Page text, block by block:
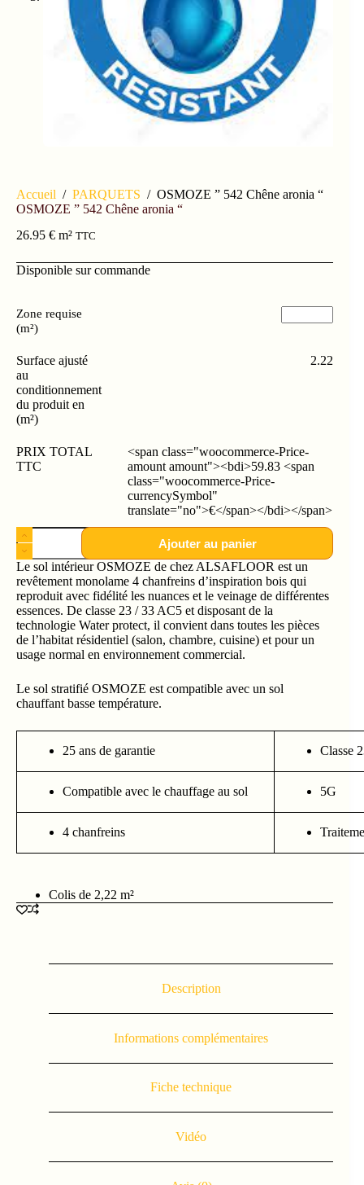
Accueil / PARQUETS / OSMOZE ” 542 Chêne aronia “
OSMOZE ” 542 Chêne aronia “
26.95 € m² TTC
Disponible sur commande
Zone requise
(m²)
Surface ajusté
au
conditionnement
du produit en
(m²)
2.22
PRIX TOTAL
TTC
<span class="woocommerce-Price-
amount amount"><bdi>59.83 <span
class="woocommerce-Price-
currencySymbol"
translate="no">€</span></bdi></span>
Ajouter au panier
Le sol intérieur OSMOZE de chez ALSAFLOOR est un
revêtement monolame 4 chanfreins d’inspiration bois qui
reproduit avec fidélité les nuances et le veinage de différentes
essences. De classe 23 / 33 AC5 et disposant de la
technologie Water protect, il convient dans toutes les pièces
de l’habitat résidentiel (salon, chambre, cuisine) et pour un
usage normal en environnement commercial.
Le sol stratifié OSMOZE est compatible avec un sol
chauffant basse température.
25 ans de garantie Classe
Compatible avec le chauffage au sol 5G
4 chanfreins
Colis de 2,22 m²
Description
Informations complémentaires
Fiche technique
Vidéo